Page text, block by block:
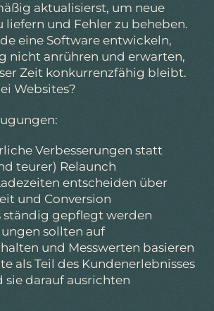
aktualisierst, um neue
liefern und Fehler zu beheben.
eine Software entwickeln,
nicht anrühren und erwarten,
Zeit konkurrenzfähig bleibt.
Websites?
Verbesserungen statt
teurer) Relaunch
entscheiden über
und Conversion
ständig gepflegt werden
sollten auf
und Messwerten basieren
als Teil des Kundenerlebnisses
sie darauf ausrichten